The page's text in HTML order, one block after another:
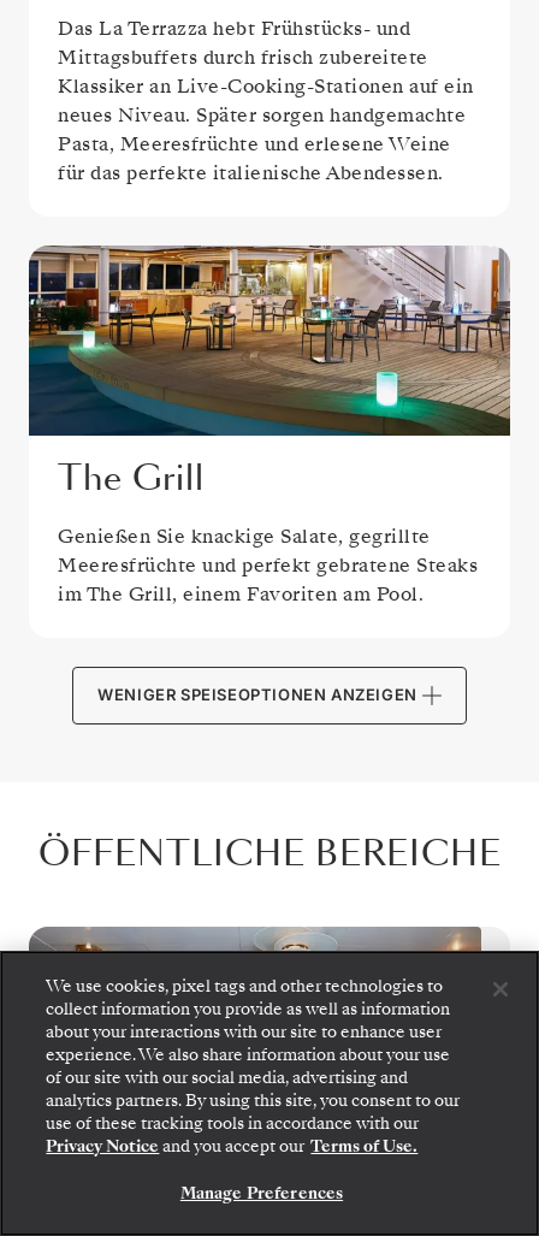
Das La Terrazza hebt Frühstücks- und
Mittagsbuffets durch frisch zubereitete
Klassiker an Live-Cooking-Stationen auf ein
neues Niveau. Später sorgen handgemachte
Pasta, Meeresfrüchte und erlesene Weine
für das perfekte italienische Abendessen.
The Grill
Genießen Sie knackige Salate, gegrillte
Meeresfrüchte und perfekt gebratene Steaks
im The Grill, einem Favoriten am Pool.
WENIGER SPEISEOPTIONEN ANZEIGEN
ÖFFENTLICHE BEREICHE
We use cookies, pixel tags and other technologies to
collect information you provide as well as information
about your interactions with our site to enhance user
experience. We also share information about your use
of our site with our social media, advertising and
analytics partners. By using this site, you consent to our
use of these tracking tools in accordance with our
Privacy Notice and you accept our Terms of Use.
Manage Preferences